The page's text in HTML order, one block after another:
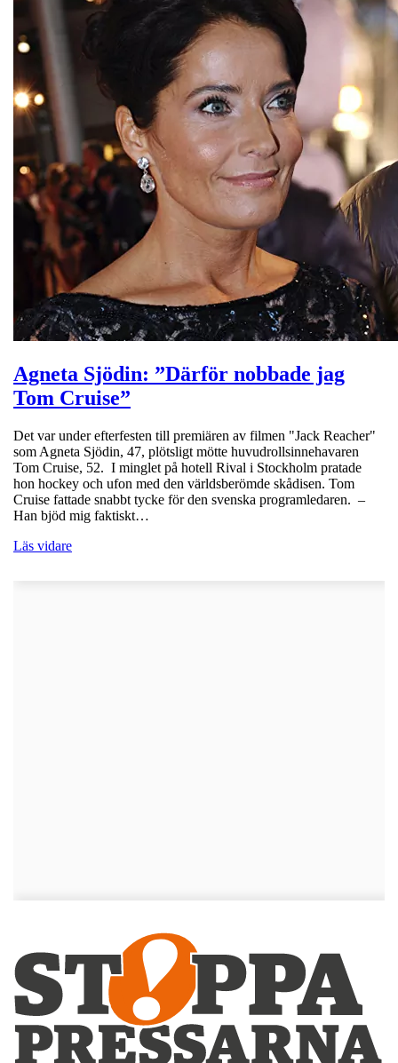
Agneta Sjödin: ”Därför nobbade jag
Tom Cruise”
Det var under efterfesten till premiären av filmen "Jack Reacher"
som Agneta Sjödin, 47, plötsligt mötte huvudrollsinnehavaren
Tom Cruise, 52. I minglet på hotell Rival i Stockholm pratade
hon hockey och ufon med den världsberömde skådisen. Tom
Cruise fattade snabbt tycke för den svenska programledaren. –
Han bjöd mig faktiskt…
Läs vidare